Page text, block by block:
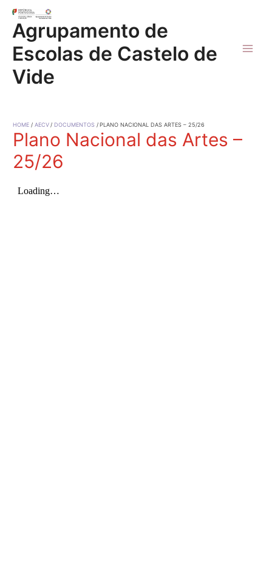
content
Agrupamento de
Escolas de Castelo de
Vide
HOME AECV DOCUMENTOS PLANO NACIONAL DAS ARTES – 25/26
Plano Nacional das Artes –
25/26